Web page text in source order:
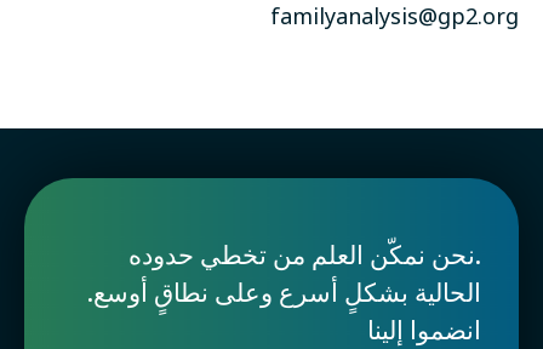
familyanalysis@gp2.org
.نحن نمكّن العلم من تخطي حدوده
الحالية بشكلٍ أسرع وعلى نطاقٍ أوسع.
انضموا إلينا